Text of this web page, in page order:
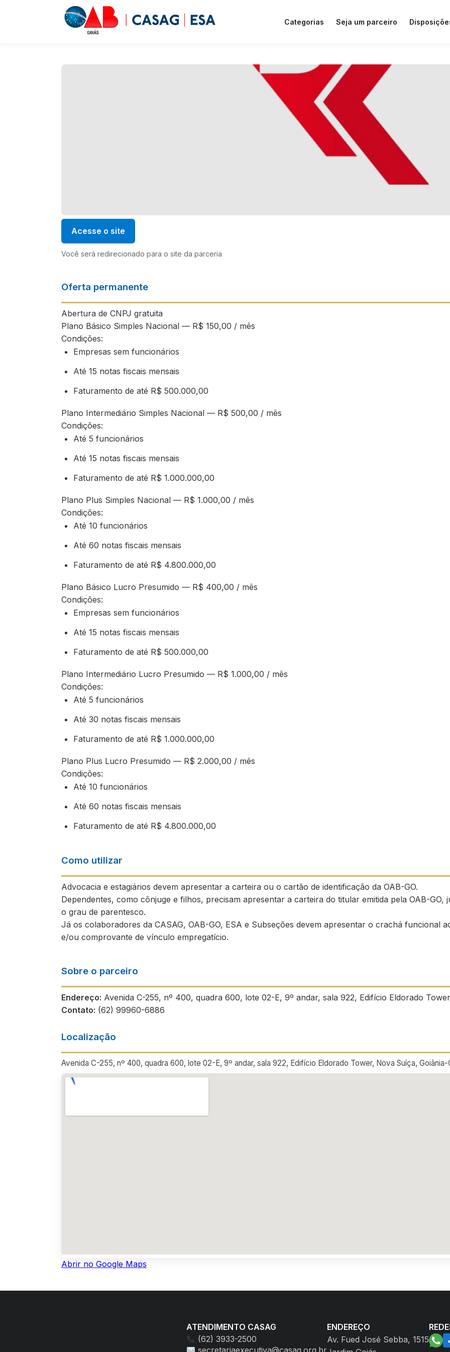
Categorias Seja um parceiro
Acesse o site
Você será redirecionado para o site da parceria
Oferta permanente
Abertura de CNPJ gratuita
Plano Básico Simples Nacional — R$ 150,00 / mês
Condições:
Empresas sem funcionários
Até 15 notas fiscais mensais
Faturamento de até R$ 500.000,00
Plano Intermediário Simples Nacional — R$ 500,00 / mês
Condições:
Até 5 funcionários
Até 15 notas fiscais mensais
Faturamento de até R$ 1.000.000,00
Plano Plus Simples Nacional — R$ 1.000,00 / mês
Condições:
Até 10 funcionários
Até 60 notas fiscais mensais
Faturamento de até R$ 4.800.000,00
Plano Básico Lucro Presumido — R$ 400,00 / mês
Condições:
Empresas sem funcionários
Até 15 notas fiscais mensais
Faturamento de até R$ 500.000,00
Plano Intermediário Lucro Presumido — R$ 1.000,00 / mês
Condições:
Até 5 funcionários
Até 30 notas fiscais mensais
Faturamento de até R$ 1.000.000,00
Plano Plus Lucro Presumido — R$ 2.000,00 / mês
Condições:
Até 10 funcionários
Até 60 notas fiscais mensais
Faturamento de até R$ 4.800.000,00
Como utilizar
Advocacia e estagiários devem apresentar a carteira ou o cartão de identificação da OAB-GO.
Dependentes, como cônjuge e filhos, precisam apresentar a carteira do titular emitida pela OAB-
o grau de parentesco.
Já os colaboradores da CASAG, OAB-GO, ESA e Subseções devem apresentar o crachá funcional
e/ou comprovante de vínculo empregatício.
Sobre o parceiro
Endereço: Avenida C-255, nº 400, quadra 600, lote 02-E, 9º andar, sala 922, Edifício Eldorado
Contato: (62) 99960-6886
Localização
Avenida C-255, nº 400, quadra 600, lote 02-E, 9º andar, sala 922, Edifício Eldorado Tower, Nova Suíça, Goiânia-
Abrir no Google Maps
ATENDIMENTO CASAG
(62) 3933-2500
secretariaexecutiva@casag.org.br
ENDEREÇO
Av. Fued José Sebba, 1515